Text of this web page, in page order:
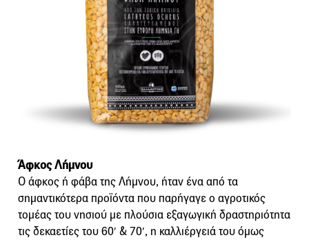
Άφκος Λήμνου
Ο άφκος ή φάβα της Λήμνου, ήταν ένα από τα
σημαντικότερα προϊόντα που παρήγαγε ο αγροτικός
τομέας του νησιού με πλούσια εξαγωγική δραστηριότητα
τις δεκαετίες του 60′ & 70′, η καλλιέργειά του όμως